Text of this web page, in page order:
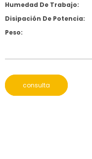
Humedad De Trabajo:
Disipación De Potencia:
Peso:
consulta